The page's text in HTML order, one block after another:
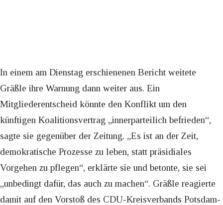
In einem am Dienstag erschienenen Bericht weitete
Gräßle ihre Warnung dann weiter aus. Ein
Mitgliederentscheid könnte den Konflikt um den
künftigen Koalitionsvertrag „innerparteilich befrieden“,
sagte sie gegenüber der Zeitung. „Es ist an der Zeit,
demokratische Prozesse zu leben, statt präsidiales
Vorgehen zu pflegen“, erklärte sie und betonte, sie sei
„unbedingt dafür, das auch zu machen“. Gräßle reagierte
damit auf den Vorstoß des CDU-Kreisverbands Potsdam-